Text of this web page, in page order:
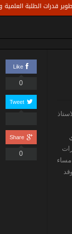
العلمية والتثقيفية)
مساء
وقد
Like
0
Tweet
Share
0